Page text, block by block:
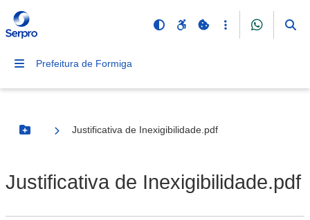
Prefeitura de Formiga
Botão Menu
Justificativa de Inexigibilidade.pdf
Justificativa de Inexigibilidade.pdf